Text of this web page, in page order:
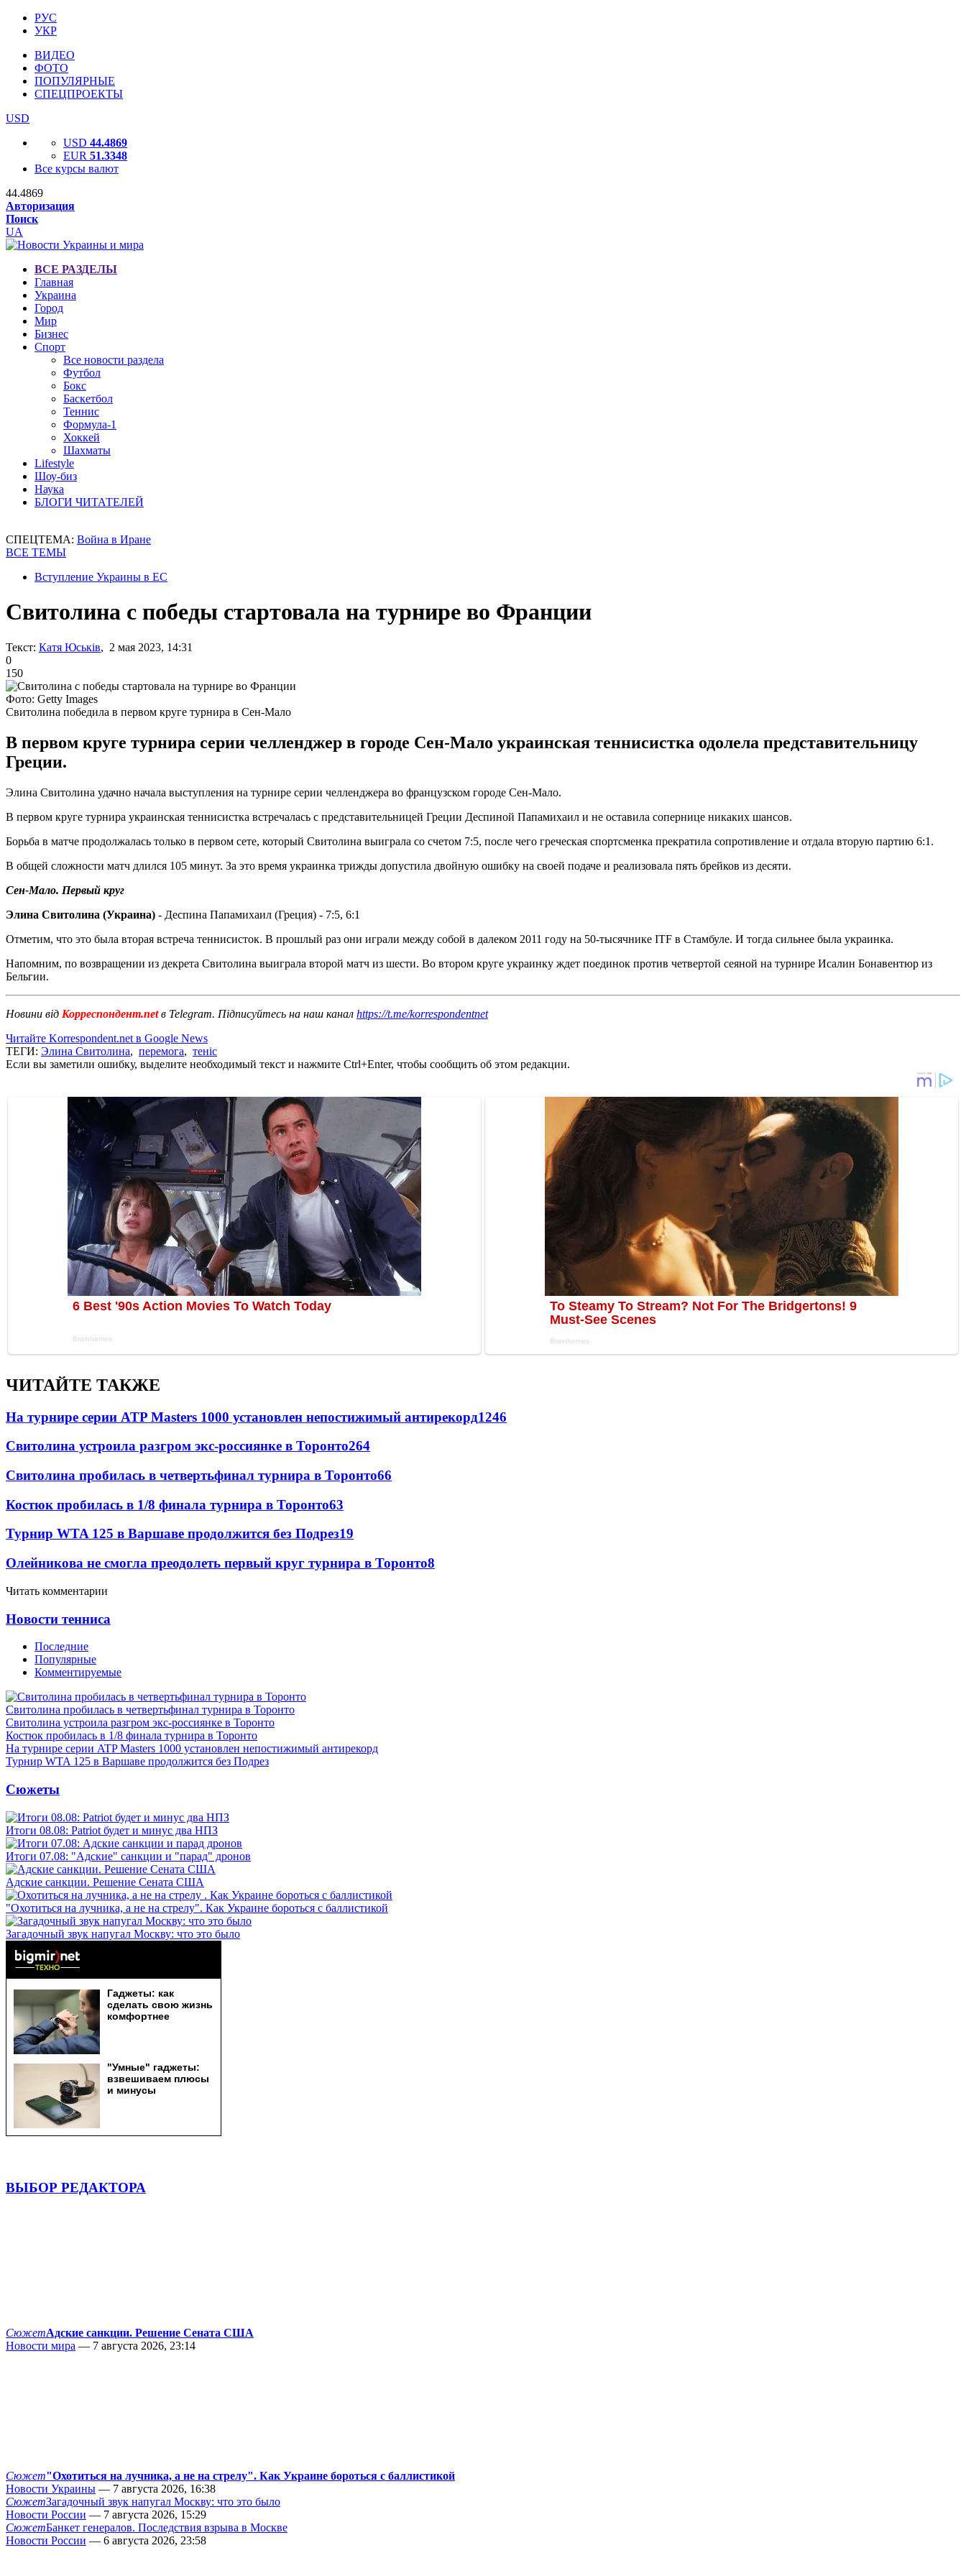
РУС
УКР
ВИДЕО
ФОТО
ПОПУЛЯРНЫЕ
СПЕЦПРОЕКТЫ
USD
USD 44.4869
EUR 51.3348
Все курсы валют
44.4869
Авторизация
Поиск
UA
ВСЕ РАЗДЕЛЫ
Главная
Украина
Город
Мир
Бизнес
Спорт
Все новости раздела
Футбол
Бокс
Баскетбол
Теннис
Формула-1
Хоккей
Шахматы
Lifestyle
Шоу-биз
Наука
БЛОГИ ЧИТАТЕЛЕЙ
СПЕЦТЕМА: Война в Иране
ВСЕ ТЕМЫ
Вступление Украины в ЕС
Свитолина с победы стартовала на турнире во Франции
Текст: Катя Юськів, 2 мая 2023, 14:31
0
150
Фото: Getty Images
Свитолина победила в первом круге турнира в Сен-Мало
В первом круге турнира серии челленджер в городе Сен-Мало украинская теннисистка одолела представительницу
Греции.
Элина Свитолина удачно начала выступления на турнире серии челленджера во французском городе Сен-Мало.
В первом круге турнира украинская теннисистка встречалась с представительницей Греции Деспиной Папамихаил и не оставила сопернице никаких шансов.
Борьба в матче продолжалась только в первом сете, который Свитолина выиграла со счетом 7:5, после чего греческая спортсменка прекратила сопротивление и отдала вторую партию 6:1.
В общей сложности матч длился 105 минут. За это время украинка трижды допустила двойную ошибку на своей подаче и реализовала пять брейков из десяти.
Сен-Мало. Первый круг
Элина Свитолина (Украина) - Деспина Папамихаил (Греция) - 7:5, 6:1
Отметим, что это была вторая встреча теннисисток. В прошлый раз они играли между собой в далеком 2011 году на 50-тысячнике ITF в Стамбуле. И тогда сильнее была украинка.
Напомним, по возвращении из декрета Свитолина выиграла второй матч из шести. Во втором круге украинку ждет поединок против четвертой сеяной на турнире Исалин Бонавентюр из
Бельгии.
Новини від Корреспондент.netв Telegram. Підписуйтесь на наш канал https://t.me/korrespondentnet
Читайте Korrespondent.net в Google News
ТЕГИ: Элина Свитолина, перемога, теніс
Если вы заметили ошибку, выделите необходимый текст и нажмите Ctrl+Enter, чтобы сообщить об этом редакции.
ЧИТАЙТЕ ТАКЖЕ
На турнире серии ATP Masters 1000 установлен непостижимый антирекорд1246
Свитолина устроила разгром экс-россиянке в Торонто264
Свитолина пробилась в четвертьфинал турнира в Торонто66
Костюк пробилась в 1/8 финала турнира в Торонто63
Турнир WTA 125 в Варшаве продолжится без Подрез19
Олейникова не смогла преодолеть первый круг турнира в Торонто8
Читать комментарии
Новости тенниса
Последние
Популярные
Комментируемые
Свитолина пробилась в четвертьфинал турнира в Торонто
Свитолина устроила разгром экс-россиянке в Торонто
Костюк пробилась в 1/8 финала турнира в Торонто
На турнире серии ATP Masters 1000 установлен непостижимый антирекорд
Турнир WTA 125 в Варшаве продолжится без Подрез
Сюжеты
Итоги 08.08: Patriot будет и минус два НПЗ
Итоги 07.08: "Адские" санкции и "парад" дронов
Адские санкции. Решение Сената США
"Охотиться на лучника, а не на стрелу". Как Украине бороться с баллистикой
Загадочный звук напугал Москву: что это было
ВЫБОР РЕДАКТОРА
СюжетАдские санкции. Решение Сената США
Новости мира — 7 августа 2026, 23:14
Сюжет"Охотиться на лучника, а не на стрелу". Как Украине бороться с баллистикой
Новости Украины — 7 августа 2026, 16:38
СюжетЗагадочный звук напугал Москву: что это было
Новости России — 7 августа 2026, 15:29
СюжетБанкет генералов. Последствия взрыва в Москве
Новости России — 6 августа 2026, 23:58